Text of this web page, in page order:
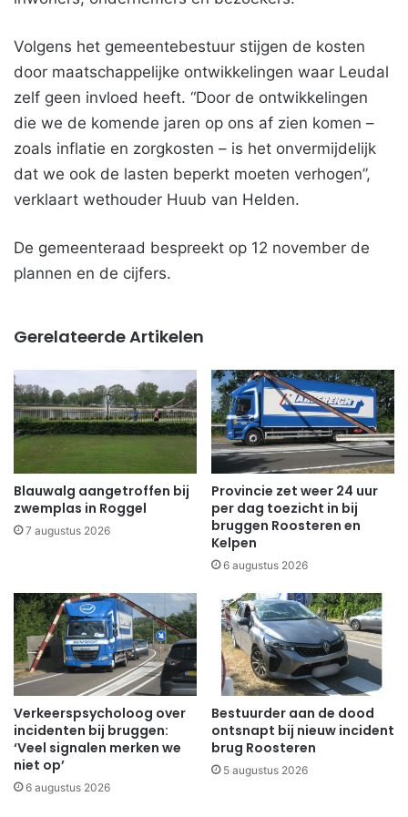
Volgens het gemeentebestuur stijgen de kosten
door maatschappelijke ontwikkelingen waar Leudal
zelf geen invloed heeft. “Door de ontwikkelingen
die we de komende jaren op ons af zien komen –
zoals inflatie en zorgkosten – is het onvermijdelijk
dat we ook de lasten beperkt moeten verhogen”,
verklaart wethouder Huub van Helden.
De gemeenteraad bespreekt op 12 november de
plannen en de cijfers.
Gerelateerde Artikelen
Blauwalg aangetroffen bij
zwemplas in Roggel
7 augustus 2026
Provincie zet weer 24 uur
per dag toezicht in bij
bruggen Roosteren en
Kelpen
6 augustus 2026
Verkeerspsycholoog over
incidenten bij bruggen:
‘Veel signalen merken we
niet op’
6 augustus 2026
Bestuurder aan de dood
ontsnapt bij nieuw incident
brug Roosteren
5 augustus 2026